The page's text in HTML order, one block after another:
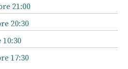
21:00
20:30
17:30